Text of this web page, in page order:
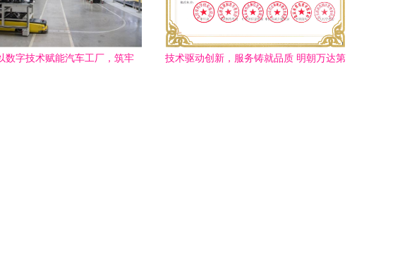
数字技术赋能汽车工厂，筑牢
技术驱动创新，服务铸就品质 明朝万达第